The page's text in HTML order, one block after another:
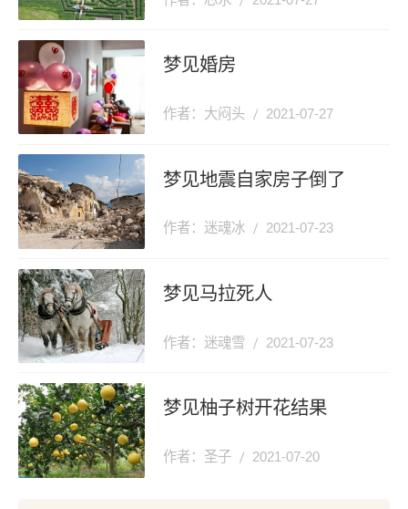
梦见婚房
作者：大闷头 2021-07-27
梦见地震自家房子倒了
作者：迷魂冰 2021-07-23
梦见马拉死人
作者：迷魂雪 2021-07-23
梦见柚子树开花结果
作者：圣子 2021-07-20